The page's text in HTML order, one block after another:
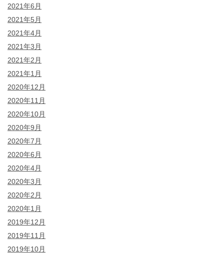
2021年6月
2021年5月
2021年4月
2021年3月
2021年2月
2021年1月
2020年12月
2020年11月
2020年10月
2020年9月
2020年7月
2020年6月
2020年4月
2020年3月
2020年2月
2020年1月
2019年12月
2019年11月
2019年10月